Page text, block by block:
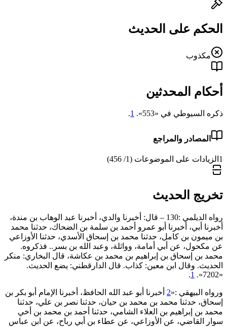
الحكم على الحديث
مكذوب
أحكام المحدثين
ذكره السيوطي في «553». 1
.
المصادر والمراجع
1 الزيادات على الموضوعات (1/ 456)
تخريج الحديث
رواه الديلمي :130 – قال: أخبرنا والدي، أخبرنا عبد الوهاب بن مندة،
أخبرنا أبي، أخبرنا أبو عمرو أحمد بن سلمة بن الضحاك، حدثنا محمد
بن ميمون بن كامل، حدثنا محمد بن إسحاق الأسدي، حدثنا الأوزاعي
عن مكحول، عن أبي أمامة، وواثلة، وعبد الله بن بسر.. فذكروه.
‌محمد ‌بن ‌إسحاق ‌بن ‌إبراهيم بن ‌محمد بن ‌عكاشة، قال البخاري: منكر
الحديث. وقال ابن معين: كذاب. قال الدارقطني: يضع الحديث.
«7202».
1
.
ورواه البيهقي :«2 أخبرنا أبو عبد الله الحافظ، أخبرنا الإمام أبو بكر بن
إسحاق، حدثنا محمد بن محمد بن حيان، حدثنا نصر بن علي، حدثنا
محمد بن إبراهيم بن العلاء الشامي، حدثنا أحمد بن محمد بن أخي
سوار القاضي، عن الأوزاعي، عن عطاء بن أبي رباح، عن ابن عباس